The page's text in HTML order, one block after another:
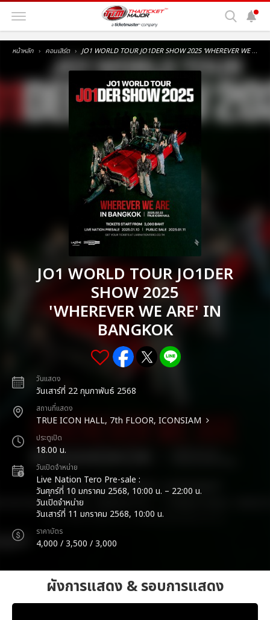
หน้าหลัก คอนเสิร์ต JO1 WORLD TOUR JO1DER SHOW 2025 'WHEREVER WE ARE' IN BANGKOK
JO1 WORLD TOUR JO1DER
SHOW 2025
'WHEREVER WE ARE' IN
BANGKOK
วันแสดง
วันเสาร์ที่ 22 กุมภาพันธ์ 2568
สถานที่แสดง
TRUE ICON HALL, 7th FLOOR, ICONSIAM
ประตูเปิด
18.00 น.
วันเปิดจำหน่าย
Live Nation Tero Pre-sale :
วันศุกร์ที่ 10 มกราคม 2568, 10:00 น. – 22:00 น.
วันเปิดจำหน่าย
วันเสาร์ที่ 11 มกราคม 2568, 10:00 น.
ราคาบัตร
4,000 / 3,500 / 3,000
ผังการแสดง & รอบการแสดง